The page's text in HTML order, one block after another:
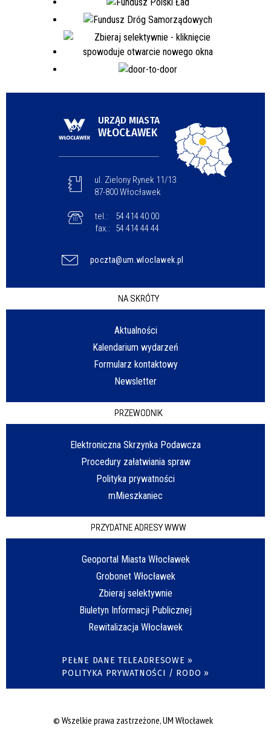
URZĄD MIASTA
WŁOCŁAWEK
ul. Zielony Rynek 11/13
87-800 Włocławek
tel.:
54 414 40 00
fax.:
54 414 44 44
poczta@um.wloclawek.pl
NA SKRÓTY
Aktualności
Kalendarium wydarzeń
Formularz kontaktowy
Newsletter
PRZEWODNIK
Elektroniczna Skrzynka Podawcza
Procedury załatwiania spraw
Polityka prywatności
mMieszkaniec
PRZYDATNE ADRESY WWW
Geoportal Miasta Włocławek
Grobonet Włocławek
Zbieraj selektywnie
Biuletyn Informacji Publicznej
Rewitalizacja Włocławek
PEŁNE DANE TELEADRESOWE »
POLITYKA PRYWATNOŚCI / RODO »
© Wszelkie prawa zastrzeżone, UM Włocławek